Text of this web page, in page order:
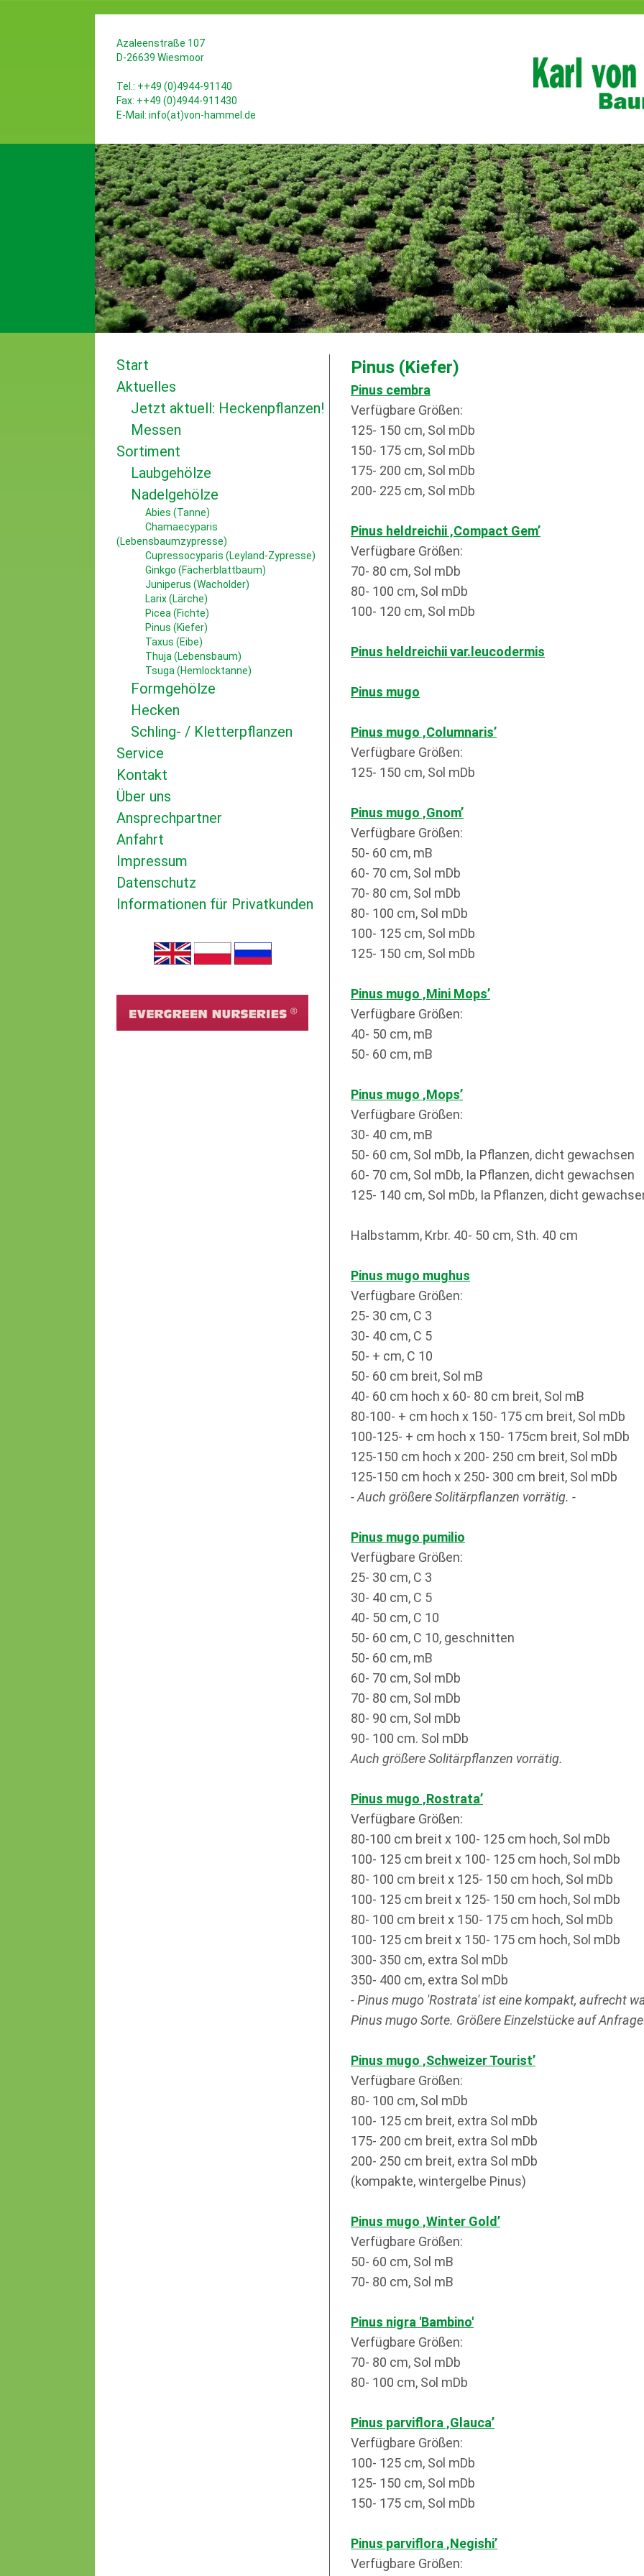
Azaleenstraße 107
D-26639 Wiesmoor
Tel.: ++49 (0)4944-91140
Fax: ++49 (0)4944-911430
E-Mail: info(at)von-hammel.de
Pinus (Kiefer)
Pinus cembra
Verfügbare Größen:
125- 150 cm, Sol mDb
150- 175 cm, Sol mDb
175- 200 cm, Sol mDb
200- 225 cm, Sol mDb
Pinus heldreichii ‚Compact Gem’
Verfügbare Größen:
70- 80 cm, Sol mDb
80- 100 cm, Sol mDb
100- 120 cm, Sol mDb
Pinus heldreichii var.leucodermis
Pinus mugo
Pinus mugo ‚Columnaris’
Verfügbare Größen:
125- 150 cm, Sol mDb
Pinus mugo ‚Gnom’
Verfügbare Größen:
50- 60 cm, mB
60- 70 cm, Sol mDb
70- 80 cm, Sol mDb
80- 100 cm, Sol mDb
100- 125 cm, Sol mDb
125- 150 cm, Sol mDb
Pinus mugo ‚Mini Mops’
Verfügbare Größen:
40- 50 cm, mB
50- 60 cm, mB
Pinus mugo ‚Mops’
Verfügbare Größen:
30- 40 cm, mB
50- 60 cm, Sol mDb, Ia Pflanzen, dicht gewachsen
60- 70 cm, Sol mDb, Ia Pflanzen, dicht gewachsen
125- 140 cm, Sol mDb, Ia Pflanzen, dicht
Halbstamm, Krbr. 40- 50 cm, Sth. 40 cm
Pinus mugo mughus
Verfügbare Größen:
25- 30 cm, C 3
30- 40 cm, C 5
50- + cm, C 10
50- 60 cm breit, Sol mB
40- 60 cm hoch x 60- 80 cm breit, Sol mB
80-100- + cm hoch x 150- 175 cm breit, Sol mDb
100-125- + cm hoch x 150- 175cm breit, Sol mDb
125-150 cm hoch x 200- 250 cm breit, Sol mDb
125-150 cm hoch x 250- 300 cm breit, Sol mDb
- Auch größere Solitärpflanzen vorrätig. -
Pinus mugo pumilio
Verfügbare Größen:
25- 30 cm, C 3
30- 40 cm, C 5
40- 50 cm, C 10
50- 60 cm, C 10, geschnitten
50- 60 cm, mB
60- 70 cm, Sol mDb
70- 80 cm, Sol mDb
80- 90 cm, Sol mDb
90- 100 cm. Sol mDb
Auch größere Solitärpflanzen vorrätig.
Pinus mugo ‚Rostrata’
Verfügbare Größen:
80-100 cm breit x 100- 125 cm hoch, Sol mDb
100- 125 cm breit x 100- 125 cm hoch, Sol mDb
80- 100 cm breit x 125- 150 cm hoch, Sol mDb
100- 125 cm breit x 125- 150 cm hoch, Sol mDb
80- 100 cm breit x 150- 175 cm hoch, Sol mDb
100- 125 cm breit x 150- 175 cm hoch, Sol mDb
300- 350 cm, extra Sol mDb
350- 400 cm, extra Sol mDb
- Pinus mugo 'Rostrata' ist eine kompakt, aufrecht
Pinus mugo Sorte. Größere Einzelstücke auf
Pinus mugo ‚Schweizer Tourist’
Verfügbare Größen:
80- 100 cm, Sol mDb
100- 125 cm breit, extra Sol mDb
175- 200 cm breit, extra Sol mDb
200- 250 cm breit, extra Sol mDb
(kompakte, wintergelbe Pinus)
Pinus mugo ‚Winter Gold’
Verfügbare Größen:
50- 60 cm, Sol mB
70- 80 cm, Sol mB
Pinus nigra 'Bambino'
Verfügbare Größen:
70- 80 cm, Sol mDb
80- 100 cm, Sol mDb
Pinus parviflora ‚Glauca’
Verfügbare Größen:
100- 125 cm, Sol mDb
125- 150 cm, Sol mDb
150- 175 cm, Sol mDb
Pinus parviflora ‚Negishi’
Verfügbare Größen:
Start
Aktuelles
Jetzt aktuell: Heckenpflanzen!
Messen
Sortiment
Laubgehölze
Nadelgehölze
Abies (Tanne)
Chamaecyparis
(Lebensbaumzypresse)
Cupressocyparis (Leyland-Zypresse)
Ginkgo (Fächerblattbaum)
Juniperus (Wacholder)
Larix (Lärche)
Picea (Fichte)
Pinus (Kiefer)
Taxus (Eibe)
Thuja (Lebensbaum)
Tsuga (Hemlocktanne)
Formgehölze
Hecken
Schling- / Kletterpflanzen
Service
Kontakt
Über uns
Ansprechpartner
Anfahrt
Impressum
Datenschutz
Informationen für Privatkunden